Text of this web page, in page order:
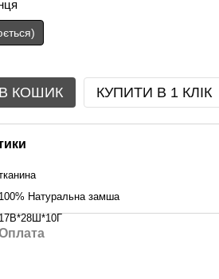
КОШИК КУПИТИ В 1 КЛІК
100% Натуральна замша
17В*28Ш*10Г